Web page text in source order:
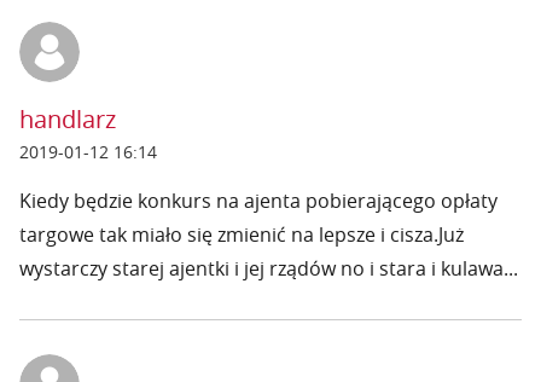
handlarz
2019-01-12 16:14
Kiedy będzie konkurs na ajenta pobierającego opłaty
targowe tak miało się zmienić na lepsze i cisza.Już
wystarczy starej ajentki i jej rządów no i stara i kulawa...